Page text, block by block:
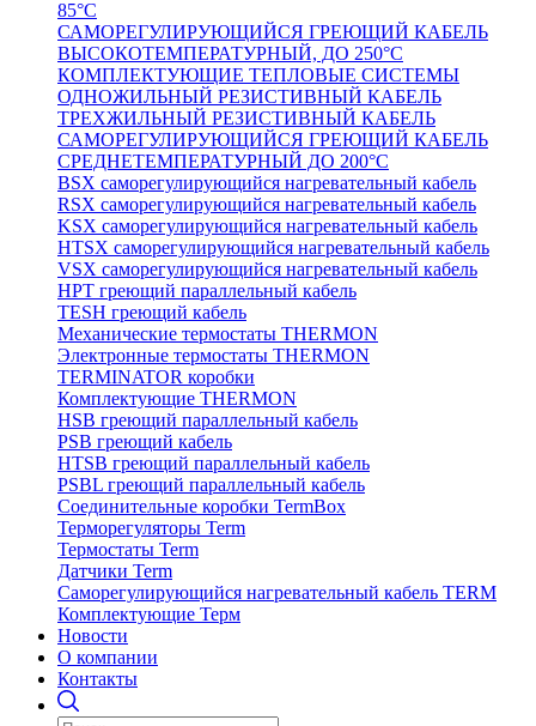
85°С
САМОРЕГУЛИРУЮЩИЙСЯ ГРЕЮЩИЙ КАБЕЛЬ
ВЫСОКОТЕМПЕРАТУРНЫЙ, ДО 250°С
КОМПЛЕКТУЮЩИЕ ТЕПЛОВЫЕ СИСТЕМЫ
ОДНОЖИЛЬНЫЙ РЕЗИСТИВНЫЙ КАБЕЛЬ
ТРЕХЖИЛЬНЫЙ РЕЗИСТИВНЫЙ КАБЕЛЬ
САМОРЕГУЛИРУЮЩИЙСЯ ГРЕЮЩИЙ КАБЕЛЬ
СРЕДНЕТЕМПЕРАТУРНЫЙ ДО 200°С
BSX саморегулирующийся нагревательный кабель
RSX саморегулирующийся нагревательный кабель
KSX саморегулирующийся нагревательный кабель
HTSX саморегулирующийся нагревательный кабель
VSX саморегулирующийся нагревательный кабель
НРТ греющий параллельный кабель
TESH греющий кабель
Механические термостаты THERMON
Электронные термостаты THERMON
TERMINATOR коробки
Комплектующие THERMON
HSB греющий параллельный кабель
PSB греющий кабель
HTSB греющий параллельный кабель
PSBL греющий параллельный кабель
Соединительные коробки TermBox
Терморегуляторы Term
Термостаты Term
Датчики Term
Саморегулирующийся нагревательный кабель TERM
Комплектующие Терм
Новости
О компании
Контакты